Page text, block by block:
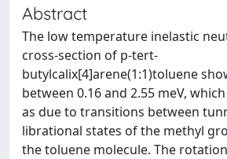
Abstract
The low temperature inelastic
cross-section of p-tert-
butylcalix[4]arene(1:1)toluene
between 0.16 and 2.55 meV,
as due to transitions between
librational states of the methyl
the toluene molecule. The